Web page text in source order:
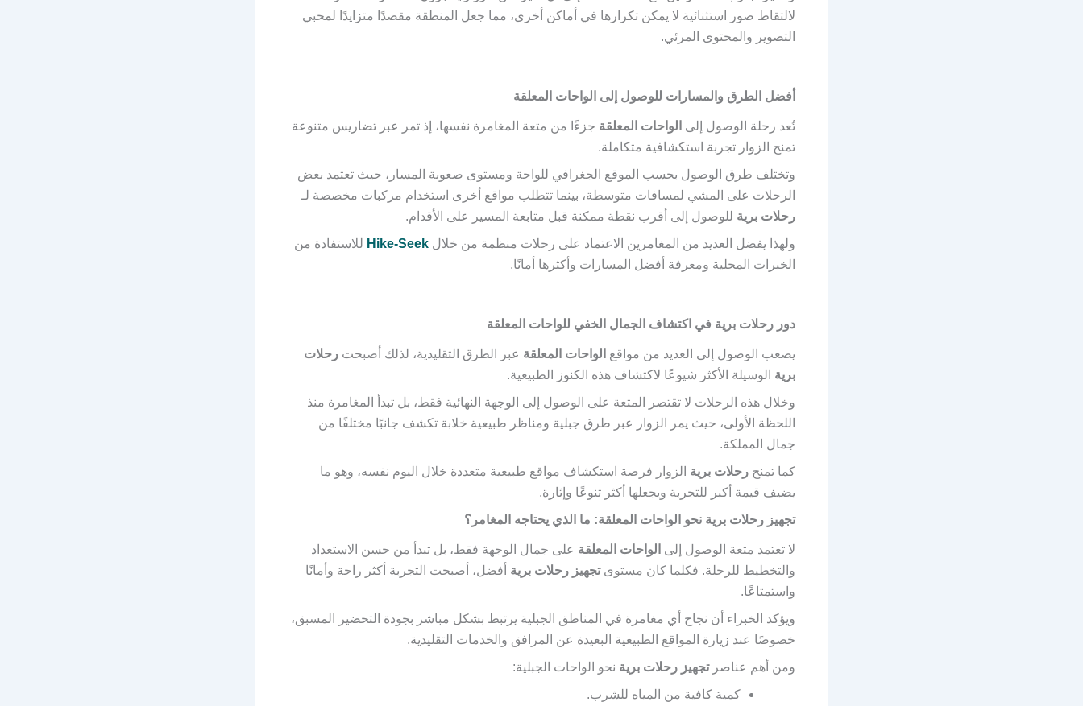
لالتقاط صور استثنائية لا يمكن تكرارها في أماكن أخرى، مما جعل المنطقة مقصدًا متزايدًا لمحبي
التصوير والمحتوى المرئي.
أفضل الطرق والمسارات للوصول إلى الواحات المعلقة
تُعد رحلة الوصول إلى الواحات المعلقة جزءًا من متعة المغامرة نفسها، إذ تمر عبر تضاريس متنوعة
تمنح الزوار تجربة استكشافية متكاملة.
وتختلف طرق الوصول بحسب الموقع الجغرافي للواحة ومستوى صعوبة المسار، حيث تعتمد بعض
الرحلات على المشي لمسافات متوسطة، بينما تتطلب مواقع أخرى استخدام مركبات مخصصة لـ
رحلات برية للوصول إلى أقرب نقطة ممكنة قبل متابعة المسير على الأقدام.
ولهذا يفضل العديد من المغامرين الاعتماد على رحلات منظمة من خلال Hike-Seek للاستفادة من
الخبرات المحلية ومعرفة أفضل المسارات وأكثرها أمانًا.
دور رحلات برية في اكتشاف الجمال الخفي للواحات المعلقة
يصعب الوصول إلى العديد من مواقع الواحات المعلقة عبر الطرق التقليدية، لذلك أصبحت رحلات
برية الوسيلة الأكثر شيوعًا لاكتشاف هذه الكنوز الطبيعية.
وخلال هذه الرحلات لا تقتصر المتعة على الوصول إلى الوجهة النهائية فقط، بل تبدأ المغامرة منذ
اللحظة الأولى، حيث يمر الزوار عبر طرق جبلية ومناظر طبيعية خلابة تكشف جانبًا مختلفًا من
جمال المملكة.
كما تمنح رحلات برية الزوار فرصة استكشاف مواقع طبيعية متعددة خلال اليوم نفسه، وهو ما
يضيف قيمة أكبر للتجربة ويجعلها أكثر تنوعًا وإثارة.
تجهيز رحلات برية نحو الواحات المعلقة: ما الذي يحتاجه المغامر؟
لا تعتمد متعة الوصول إلى الواحات المعلقة على جمال الوجهة فقط، بل تبدأ من حسن الاستعداد
والتخطيط للرحلة. فكلما كان مستوىتجهيز رحلات برية أفضل، أصبحت التجربة أكثر راحة وأمانًا
واستمتاعًا.
ويؤكد الخبراء أن نجاح أي مغامرة في المناطق الجبلية يرتبط بشكل مباشر بجودة التحضير المسبق،
خصوصًا عند زيارة المواقع الطبيعية البعيدة عن المرافق والخدمات التقليدية.
ومن أهم عناصرتجهيز رحلات برية نحو الواحات الجبلية:
كمية كافية من المياه للشرب.